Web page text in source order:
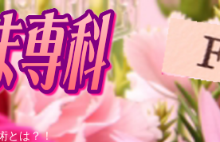
とは？！